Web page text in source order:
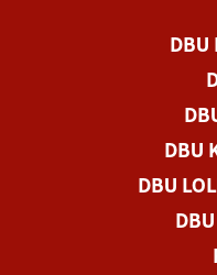
DBU
DBU
DBU